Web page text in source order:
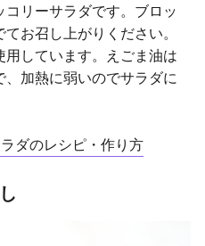
リーサラダです。ブロッ
お召し上がりください。
しています。えごま油は
加熱に弱いのでサラダに
ダのレシピ・作り方